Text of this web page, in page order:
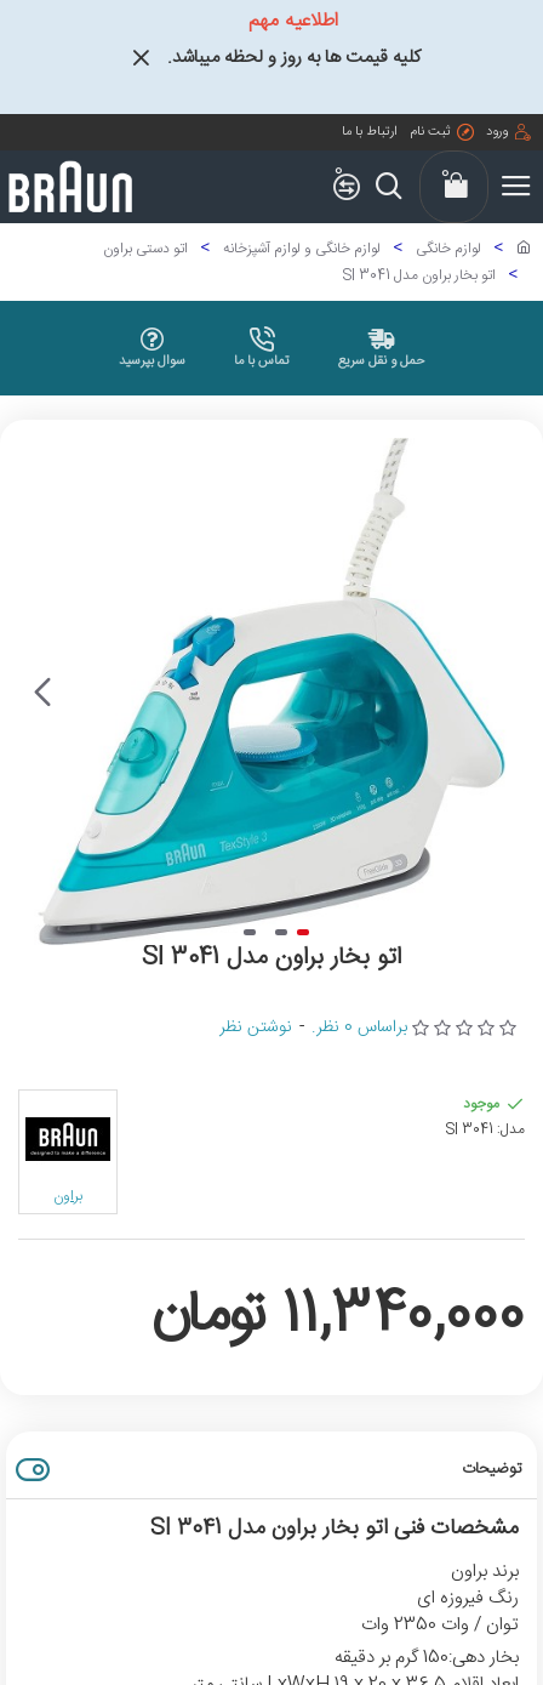
اطلاعیه مهم
کلیه قیمت ها به روز و لحظه میباشد.
ورود ثبت نام ارتباط با ما
0 0
لوازم خانگی لوازم خانگی و لوازم آشپزخانه
اتو دستی براون
اتو بخار براون مدل SI 3041
حمل و نقل سریع تماس با ما سوال بپرسید
اتو بخار براون مدل SI 3041
موجود
مدل: SI 3041
براون
براساس 0 نظر. - نوشتن نظر
11,340,000 تومان
توضیحات
مشخصات فنی اتو بخار براون مدل SI 3041
برند براون
رنگ فیروزه ای
توان / وات 2350 وات
بخار دهی:150 گرم بر دقیقه